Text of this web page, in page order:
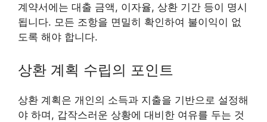
계약서에는 대출 금액, 이자율, 상환 기간 등이 명시
됩니다. 모든 조항을 면밀히 확인하여 불이익이 없
도록 해야 합니다.
상환 계획 수립의 포인트
상환 계획은 개인의 소득과 지출을 기반으로 설정해
야 하며, 갑작스러운 상황에 대비한 여유를 두는 것